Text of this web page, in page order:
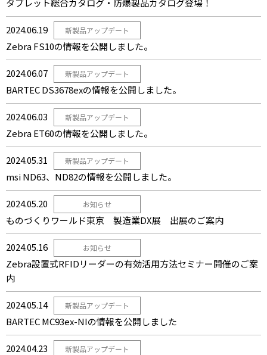
タブレット総合カタログ・防爆製品カタログ登場！
2024.06.19 新製品アップデート
Zebra FS10の情報を公開しました。
2024.06.07 新製品アップデート
BARTEC DS3678exの情報を公開しました。
2024.06.03 新製品アップデート
Zebra ET60の情報を公開しました。
2024.05.31 新製品アップデート
msi ND63、ND82の情報を公開しました。
2024.05.20 お知らせ
ものづくりワールド東京 製造業DX展 出展のご案内
2024.05.16 お知らせ
Zebra設置式RFIDリーダーの有効活用方法セミナー開催のご案
内
2024.05.14 新製品アップデート
BARTEC MC93ex-NIの情報を公開しました
2024.04.23 新製品アップデート